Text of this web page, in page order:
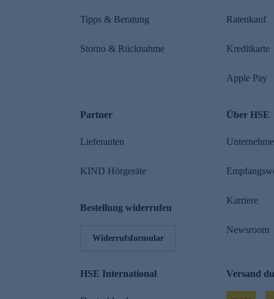
Tipps & Beratung
Storno & Rücknahme
Ratenkauf
Kreditkarte
Apple Pay
Partner
Lieferanten
KIND Hörgeräte
Bestellung widerrufen
Widerrufsformular
Über HSE
Karriere
Newsroom
HSE International Versand